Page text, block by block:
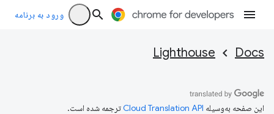
ورود به برنامه
Docs
Lighthouse
این صفحه به‌وسیله ترجمه شده است.